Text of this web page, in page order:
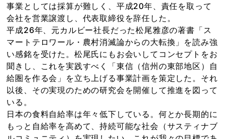
事業としては採算が難しく、平成20年、責任を取って
会社を営業譲渡し、代表取締役を辞任した。
平成26年、元カルビー社長だった松尾雅彦の著書「ス
マートテロワール・農村消滅論からの大転換」を読み強
い感銘を受けた。松尾氏にもお会いしてコンセプトをお
聞きし、これを実践すべく「東信（信州の東部地区）自
給圏を作る会」を立ち上げる事業計画を策定した。それ
以後、その実現のための研究会を開催して推進を図って
いる。
日本の食料自給率は年々低下している。何とか長期的に
もっと自給率を高めて、持続可能な社会（サスティナブ